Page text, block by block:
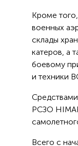
Кроме
военных
склады
катеров, а
боевому
и техники
РСЗО
Всего с